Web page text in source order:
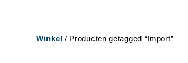
Winkel / Producten getagged “Import”